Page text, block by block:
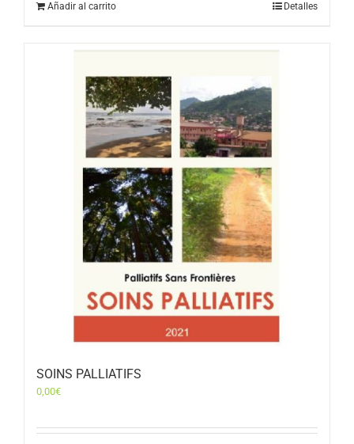
Añadir al carrito Detalles
SOINS PALLIATIFS
0,00€